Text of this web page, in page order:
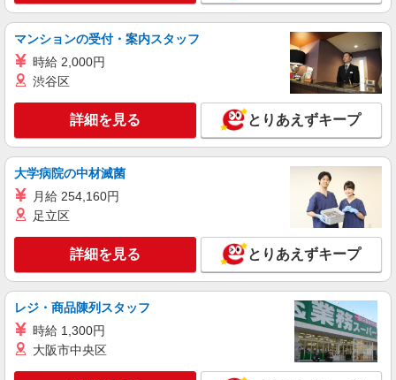
マンションの受付・案内スタッフ
時給 2,000円
渋谷区
詳細を見る とりあえずキープ
大学病院の中材滅菌
月給 254,160円
足立区
詳細を見る とりあえずキープ
レジ・商品陳列スタッフ
時給 1,300円
大阪市中央区